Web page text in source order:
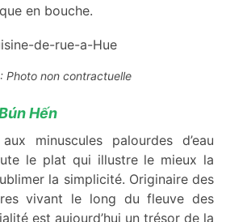
en bouche.
Photo non contractuelle
Hến
minuscules palourdes d’eau
le plat qui illustre le mieux la
la simplicité. Originaire des
vivant le long du fleuve des
est aujourd’hui un trésor de la